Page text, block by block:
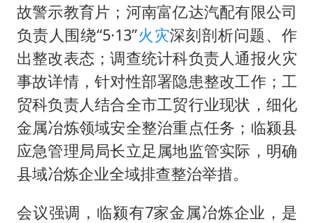
故警示教育片；河南富亿达汽配有限公司
负责人围绕“5·13”火灾深刻剖析问题、作
出整改表态；调查统计科负责人通报火灾
事故详情，针对性部署隐患整改工作；工
贸科负责人结合全市工贸行业现状，细化
金属冶炼领域安全整治重点任务；临颍县
应急管理局局长立足属地监管实际，明确
县域冶炼企业全域排查整治举措。
会议强调，临颍有7家金属冶炼企业，是